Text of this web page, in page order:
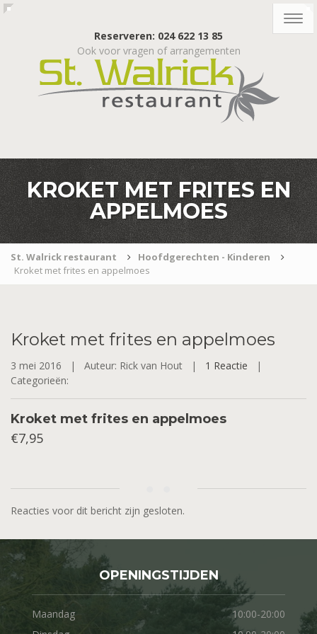
Reserveren: 024 622 13 85
Ook voor vragen of arrangementen
KROKET MET FRITES EN
APPELMOES
St. Walrick restaurant
Hoofdgerechten - Kinderen
Kroket met frites en appelmoes
Kroket met frites en appelmoes
3 mei 2016 | Auteur: Rick van Hout | 1 Reactie |
Categorieën:
Kroket met frites en appelmoes
€7,95
Reacties voor dit bericht zijn gesloten.
OPENINGSTIJDEN
Maandag
10:00-20:00